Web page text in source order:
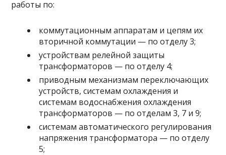
работы по:
коммутационным аппаратам и цепям их
вторичной коммутации — по отделу 3;
устройствам релейной защиты
трансформаторов — по отделу 4;
приводным механизмам переключающих
устройств, системам охлаждения и
системам водоснабжения охлаждения
трансформаторов — по отделам 3, 7 и 9;
системам автоматического регулирования
напряжения трансформатора — по отделу
5;